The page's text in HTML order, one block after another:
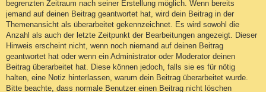
begrenzten Zeitraum nach seiner Erstellung möglich. Wenn bereits
jemand auf deinen Beitrag geantwortet hat, wird dein Beitrag in der
Themenansicht als überarbeitet gekennzeichnet. Es wird sowohl die
Anzahl als auch der letzte Zeitpunkt der Bearbeitungen angezeigt. Dieser
Hinweis erscheint nicht, wenn noch niemand auf deinen Beitrag
geantwortet hat oder wenn ein Administrator oder Moderator deinen
Beitrag überarbeitet hat. Diese können jedoch, falls sie es für nötig
halten, eine Notiz hinterlassen, warum dein Beitrag überarbeitet wurde.
Bitte beachte, dass normale Benutzer einen Beitrag nicht löschen